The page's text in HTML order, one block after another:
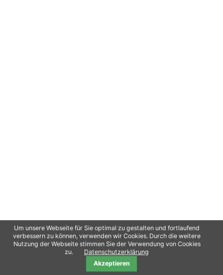
Um unsere Webseite für Sie optimal zu gestalten und fortlaufend
verbessern zu können, verwenden wir Cookies. Durch die weitere
Nutzung der Webseite stimmen Sie der Verwendung von Cookies
zu.
Datenschutzerklärung
Akzeptieren
Datenschutz Copyright 2021oliPro/ Contao Theme vonErdmann & Freunde